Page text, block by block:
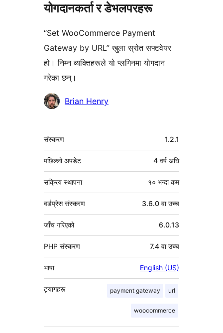
योगदानकर्ता र डेभलपरहरू
“Set WooCommerce Payment
Gateway by URL” खुला स्रोत सफ्टवेयर
हो। निम्न व्यक्तिहरूले यो प्लगिनमा योगदान
गरेका छन्।
योगदानकर्ताहरूBrian Henry
मेटा
संस्करण 1.2.1
पछिल्लो अपडेट 4 वर्ष अघि
सक्रिय स्थापना १० भन्दा कम
वर्डप्रेस संस्करण 3.6.0 वा उच्च
जाँच गरिएको 6.0.13
PHP संस्करण 7.4 वा उच्च
भाषा English (US)
ट्यागहरू payment gateway url
woocommerce